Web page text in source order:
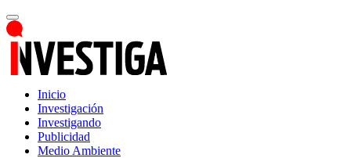
Inicio
Investigación
Investigando
Publicidad
Medio Ambiente